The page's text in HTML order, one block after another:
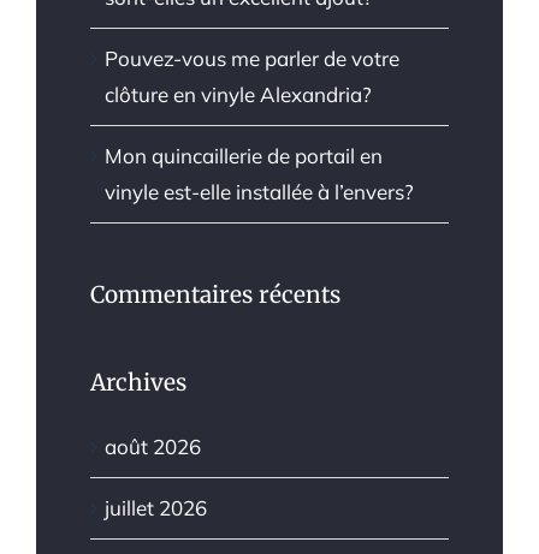
Pouvez-vous me parler de votre
clôture en vinyle Alexandria?
Mon quincaillerie de portail en
vinyle est-elle installée à l’envers?
Commentaires récents
Archives
août 2026
juillet 2026